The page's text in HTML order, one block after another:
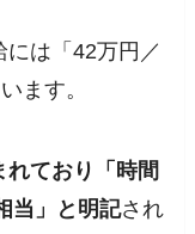
は「42万円／
ます。
れており「時間
当」と明記され